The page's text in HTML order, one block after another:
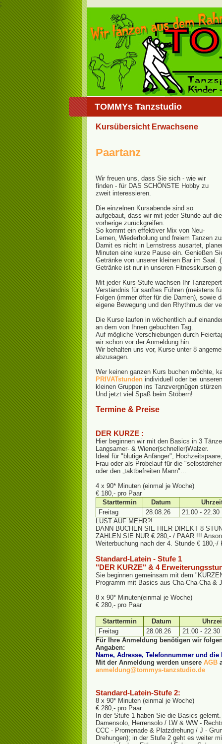
;
TOMMYs Tanzstudio
Kursübersicht Erwachsene
Paartanz
Wir freuen uns, dass Sie sich - wie wir
finden - für DAS SCHÖNSTE Hobby zu
zweit interessieren.
Die einzelnen Kursabende sind so
aufgebaut, dass wir mit jeder Stunde auf die
vorherige zurückgreifen.
So kommt ein effektiver Mix von Neu-
Lernen, Wiederholung und freiem Tanzen
Damit es nicht in Lernstress ausartet,
Minuten eine kurze Pause ein. Genießen
Getränke von unserer kleinen Bar im Saal.
Getränke ist nur in unseren Fitnesskursen
Mit jeder Kurs-Stufe wachsen Ihr
Verständnis für sanftes Führen (meistens
Folgen (immer öfter für die Damen), sowie
eigene Bewegung und den Rhythmus der
Die Kurse laufen in wöchentlich auf
an dem von Ihnen gebuchten Tag.
Auf mögliche Verschiebungen durch
wir schon vor der Anmeldung hin.
Wir behalten uns vor, Kurse unter 8
abzusagen.
Wer keinen ganzen Kurs buchen möchte,
PRIVATstunden individuell oder bei
kleinen Gruppen ins Tanzvergnügen
Und jetzt viel Spaß beim Stöbern!
Termine & Preise
DER KURZE :
Hier beginnen wir mit den Basics in 3
Langsamer- & Wiener(schneller)Walzer.
Ideal für "blutige Anfänger",
Frau oder als Probelauf für die
oder den „taktbefreiten Mann"...
4 x 90* Minuten (einmal je Woche)
€ 180,- pro Paar
Starttermin
Datum
Freitag
28.08.26
21.00 - 22.30
LUST AUF MEHR?!
DANN BUCHEN SIE HIER DIREKT 8
ZAHLEN SIE NUR € 280,- / PAAR !!!
Weiterbuchung nach der 4. Stunde € 180,-/
Standard-Latein - Stufe 1
"DER KURZE" & 4
Sie beginnen gemeinsam mit dem
Programm mit Basics aus Cha-Cha-Cha &
8 x 90* Minuten(einmal je Woche)
€ 280,- pro Paar
Starttermin Datum
Freitag
28.08.26
21.00 - 22.30
Für Ihre Anmeldung benötigen wir
Angaben:
Name, Adresse, Telefonnummer und
Mit der Anmeldung werden unsere AGB
anmeldung@tommys-tanzstudio.de
Standard-Latein-Stufe 2:
8 x 90* Minuten (einmal je Woche)
€ 280,- pro Paar
In der Stufe 1 haben Sie die Basics
Damensolo, Herrensolo / LW & WW -
CCC - Promenade & Platzdrehung / J -
Drehungen); in der Stufe 2 geht es weiter